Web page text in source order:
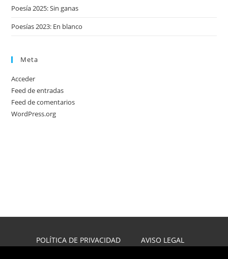
Poesía 2025: Sin ganas
Poesías 2023: En blanco
Meta
Acceder
Feed de entradas
Feed de comentarios
WordPress.org
POLÍTICA DE PRIVACIDAD
AVISO LEGAL